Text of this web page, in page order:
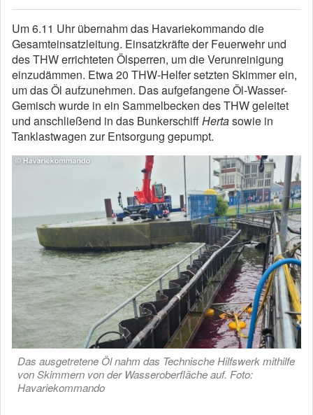
Um 6.11 Uhr übernahm das Havariekommando die
Gesamteinsatzleitung. Einsatzkräfte der Feuerwehr und
des THW errichteten Ölsperren, um die Verunreinigung
einzudämmen. Etwa 20 THW-Helfer setzten Skimmer ein,
um das Öl aufzunehmen. Das aufgefangene Öl-Wasser-
Gemisch wurde in ein Sammelbecken des THW geleitet
und anschließend in das BunkerschiffHertasowie in
Tanklastwagen zur Entsorgung gepumpt.
Das ausgetretene Öl nahm das Technische Hilfswerk mithilfe
von Skimmern von der Wasseroberfläche auf. Foto:
Havariekommando